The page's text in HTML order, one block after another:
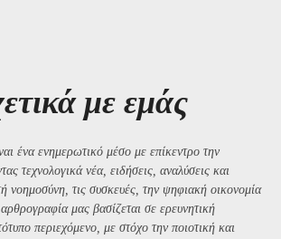
με εμάς
ένα ενημερωτικό μέσο με επίκεντρο την
τεχνολογικά νέα, ειδήσεις, αναλύσεις και
νοημοσύνη, τις συσκευές, την ψηφιακή οικονομία
μας βασίζεται σε ερευνητική
περιεχόμενο, με στόχο την ποιοτική και